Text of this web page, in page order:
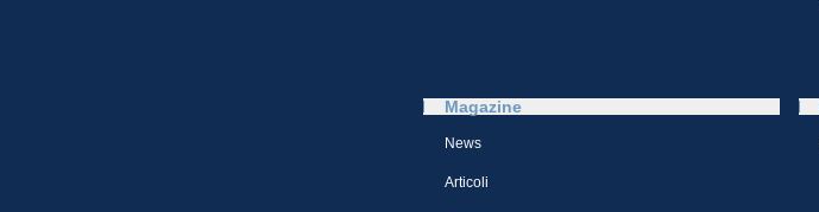
Magazine
News
Articoli